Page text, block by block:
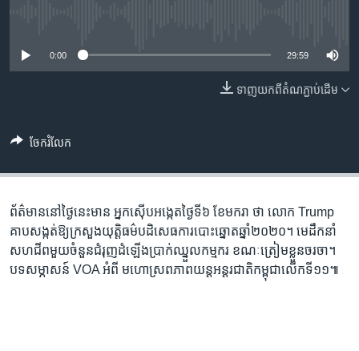
រំលង​
កាន់​
ស្វែង​
0:00 29:59
ទាញ​យក​ពី​តំណភ្ជាប់​ដើម
ចែករំលែក
ព័ត៌មាន​នៅ​ថ្ងៃនេះ​មាន អ្នកស៊ើប​អង្កេត​ថ្ងៃ​ទី៦ ខែមករា ថា លោក Trump
គាបសង្កត់​ឱ្យ​ក្រសួង​យុត្តិធម៌​បដិសេធ​ការបោះឆ្នោត​ឆ្នាំ២០២០។ មេដឹកនាំ​
សហជីព​មួយ​ចំនួន​ជំរុញ​ដំឡើង​ប្រាក់​ឈ្នួល​កម្មករ​ ខណៈ​ត្រៀម​ខ្លួន​ចរចា។
បទសម្ភាសន៍ VOA អំពី មហោ​ស្រព​​ភាពយន្ត​​អន្តរជាតិ​កម្ពុជា​​លើក​ទី១១៕